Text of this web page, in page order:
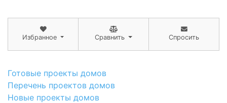
Избранное Сравнить Спросить
Готовые проекты домов
Перечень проектов домов
Новые проекты домов